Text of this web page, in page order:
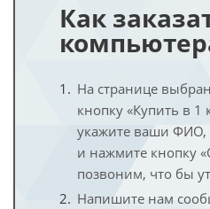
Как
На странице
кнопку «Купить в 1
укажите ваши ФИО,
и нажмите кнопку
позвоним, что бы
Напишите нам